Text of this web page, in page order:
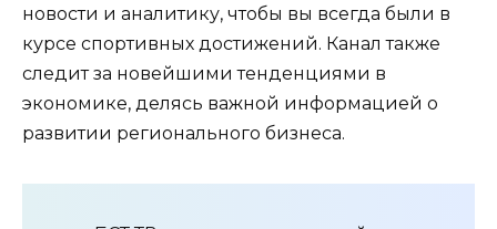
новости и аналитику, чтобы вы всегда были в
курсе спортивных достижений. Канал также
следит за новейшими тенденциями в
экономике, делясь важной информацией о
развитии регионального бизнеса.